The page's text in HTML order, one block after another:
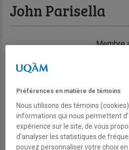
John Parisella
Membre
Préférences en matière de témoins
Nous utilisons des témoins
informations qui nous permettent
expérience sur le site, de vous
d’analyser les statistiques de
pouvez personnaliser votre choix